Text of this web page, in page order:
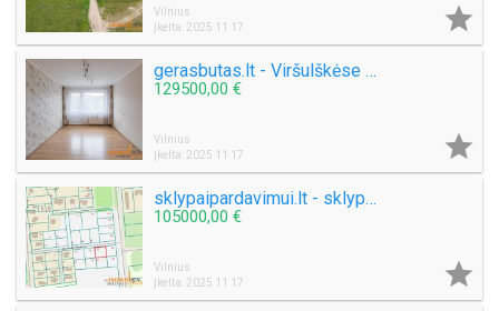
Vilnius
Įkelta: 2025 11 17

gerasbutas.lt - Viršulškėse trijų kambarių
129500,00 €
Vilnius
Įkelta: 2025 11 17

sklypaipardavimui.lt - sklypas su miesto komunikacijomis
105000,00 €
Vilnius
Įkelta: 2025 11 17
